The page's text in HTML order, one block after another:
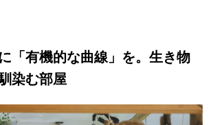
「有機的な曲線」を。生き物
染む部屋